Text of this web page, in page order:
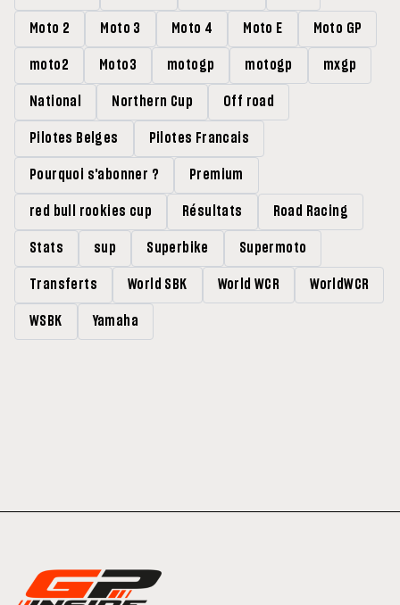
Moto 2 Moto 3 Moto 4 Moto E Moto GP
moto2 Moto3 motogp motogp mxgp
National Northern Cup Off road
Pilotes Belges Pilotes Francais
Pourquoi s'abonner ? Premium
red bull rookies cup Résultats Road Racing
Stats sup Superbike Supermoto
Transferts World SBK World WCR WorldWCR
WSBK Yamaha